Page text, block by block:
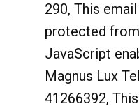
290, This
protected
JavaScript
Magnus Lux
41266392,